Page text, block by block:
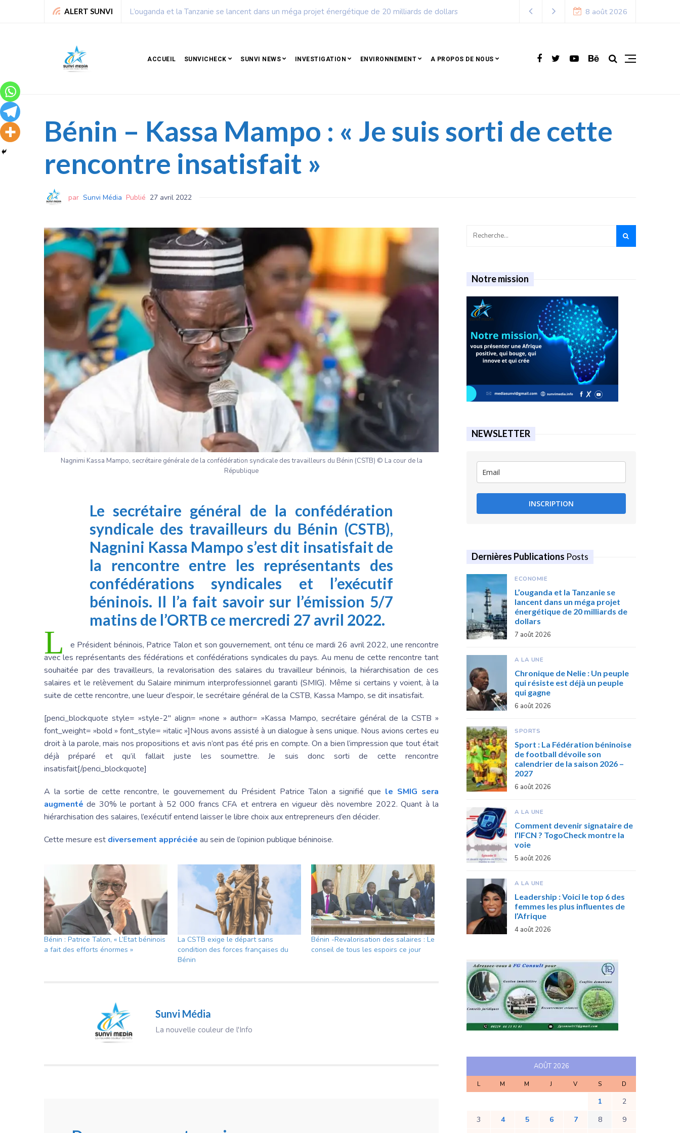
ALERT SUNVI
de dollars Chronique de Nelie : Un peuple qui résiste est déjà un peuple qui gagne 8 août 2026
ACCUEIL SUNVICHECK SUNVI NEWS INVESTIGATION ENVIRONNEMENT A PROPOS DE NOUS
Bénin – Kassa Mampo : « Je suis sorti de cette
rencontre insatisfait »
par Sunvi Média Publié 27 avril 2022
Nagnimi Kassa Mampo, secrétaire générale de la confédération syndicale des travailleurs du Bénin (CSTB) © La cour de la
République
Le secrétaire général de la confédération
syndicale des travailleurs du Bénin (CSTB),
Nagnini Kassa Mampo s’est dit insatisfait de
la rencontre entre les représentants des
confédérations syndicales et l’exécutif
béninois. Il l’a fait savoir sur l’émission 5/7
matins de l’ORTB ce mercredi 27 avril 2022.
L
e Président béninois, Patrice Talon et son gouvernement, ont ténu ce mardi 26 avril 2022, une rencontre
avec les représentants des fédérations et confédérations syndicales du pays. Au menu de cette rencontre tant
souhaitée par des travailleurs, la revalorisation des salaires du travailleur béninois, la hiérarchisation de ces
salaires et le relèvement du Salaire minimum interprofessionnel garanti (SMIG). Même si certains y voient, à la
suite de cette rencontre, une lueur d’espoir, le secrétaire général de la CSTB, Kassa Mampo, se dit insatisfait.
[penci_blockquote style= »style-2″ align= »none » author= »Kassa Mampo, secrétaire général de la CSTB »
font_weight= »bold » font_style= »italic »]Nous avons assisté à un dialogue à sens unique. Nous avions certes eu
droit à la parole, mais nos propositions et avis n’ont pas été pris en compte. On a bien l’impression que tout était
déjà préparé et qu’il fallait juste les soumettre. Je suis donc sorti de cette rencontre
insatisfait[/penci_blockquote]
A la sortie de cette rencontre, le gouvernement du Président Patrice Talon a signifié que le SMIG sera
augmenté de 30% le portant à 52 000 francs CFA et entrera en vigueur dès novembre 2022. Quant à la
hiérarchisation des salaires, l’exécutif entend laisser le libre choix aux entrepreneurs d’en décider.
Cette mesure est diversement appréciée au sein de l’opinion publique béninoise.
Bénin : Patrice Talon, « L’Etat béninois
a fait des efforts énormes »
La CSTB exige le départ sans
condition des forces françaises du
Bénin
Bénin -Revalorisation des salaires : Le
conseil de tous les espoirs ce jour
Sunvi Média
La nouvelle couleur de l'Info
Notre mission
NEWSLETTER
INSCRIPTION
Dernières Publications Posts
ECONOMIE
L’ouganda et la Tanzanie se
lancent dans un méga projet
énergétique de 20 milliards de
dollars
7 août 2026
A LA UNE
Chronique de Nelie : Un peuple
qui résiste est déjà un peuple
qui gagne
6 août 2026
SPORTS
Sport : La Fédération béninoise
de football dévoile son
calendrier de la saison 2026 –
2027
6 août 2026
A LA UNE
Comment devenir signataire de
l’IFCN ? TogoCheck montre la
voie
5 août 2026
A LA UNE
Leadership : Voici le top 6 des
femmes les plus influentes de
l’Afrique
4 août 2026
AOÛT 2026
L M M J V S D
1
2
3
4 5 6 7 8 9